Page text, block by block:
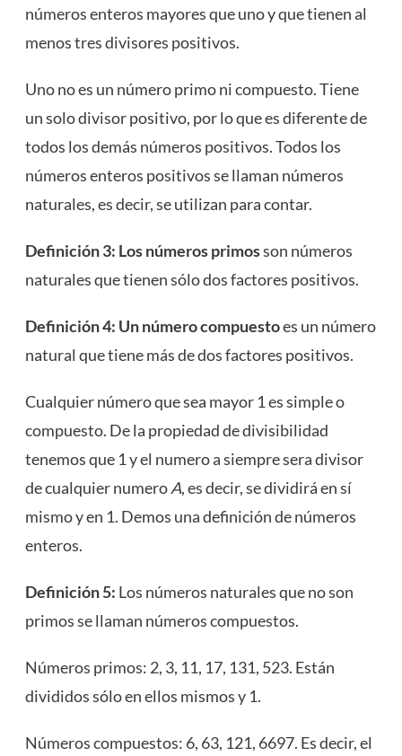
números enteros mayores que uno y que tienen al
menos tres divisores positivos.
Uno no es un número primo ni compuesto. Tiene
un solo divisor positivo, por lo que es diferente de
todos los demás números positivos. Todos los
números enteros positivos se llaman números
naturales, es decir, se utilizan para contar.
Definición 3: Los números primosson números
naturales que tienen sólo dos factores positivos.
Definición 4: Un número compuestoes un número
natural que tiene más de dos factores positivos.
Cualquier número que sea mayor 1 es simple o
compuesto. De la propiedad de divisibilidad
tenemos que 1 y el numero a siempre sera divisor
de cualquier numeroA, es decir, se dividirá en sí
mismo y en 1. Demos una definición de números
enteros.
Definición 5: Los números naturales que no son
primos se llaman números compuestos.
Números primos: 2, 3, 11, 17, 131, 523. Están
divididos sólo en ellos mismos y 1.
Números compuestos: 6, 63, 121, 6697. Es decir, el